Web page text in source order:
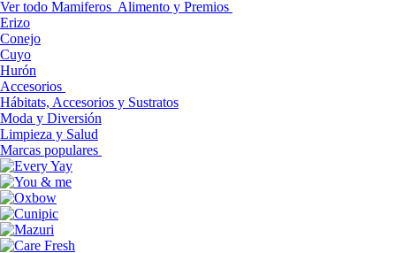
Ver todo Mamiferos Alimento y Premios
Erizo
Conejo
Cuyo
Hurón
Accesorios
Hábitats, Accesorios y Sustratos
Moda y Diversión
Limpieza y Salud
Marcas populares